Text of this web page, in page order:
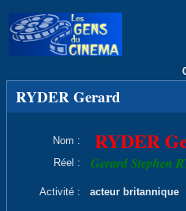
RYDER Gerard
Nom : RYDER
Réel : Gerard Stephen
Activité : acteur britannique